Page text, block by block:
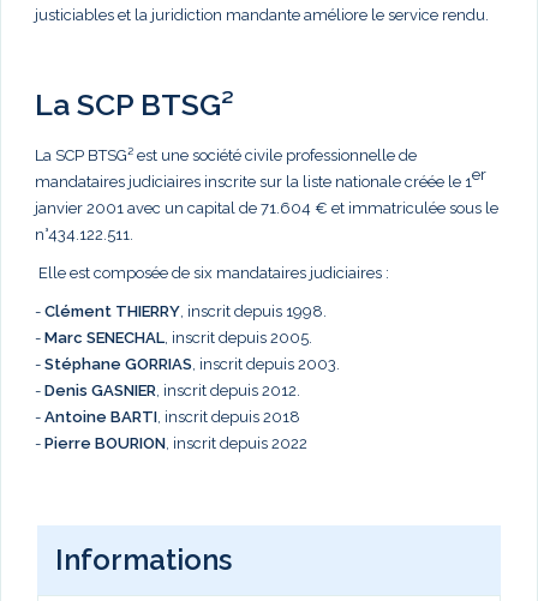
justiciables et la juridiction mandante améliore le service rendu.
La SCP BTSG²
La SCP BTSG² est une société civile professionnelle de
mandataires judiciaires inscrite sur la liste nationale créée le 1er
janvier 2001 avec un capital de 71.604 € et immatriculée sous le
n°434.122.511.
Elle est composée de six mandataires judiciaires :
- Clément THIERRY, inscrit depuis 1998.
- Marc SENECHAL, inscrit depuis 2005.
- Stéphane GORRIAS, inscrit depuis 2003.
- Denis GASNIER, inscrit depuis 2012.
- Antoine BARTI, inscrit depuis 2018
- Pierre BOURION, inscrit depuis 2022
Informations